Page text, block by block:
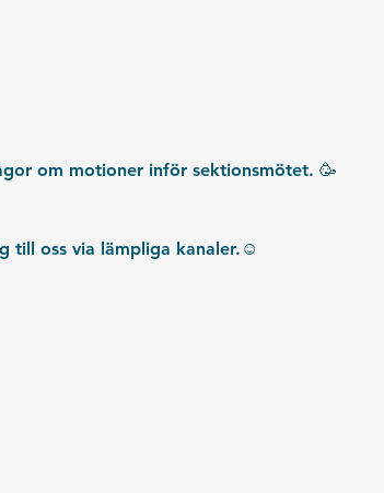
om motioner inför sektionsmötet. 🥳
till oss via lämpliga kanaler.☺️